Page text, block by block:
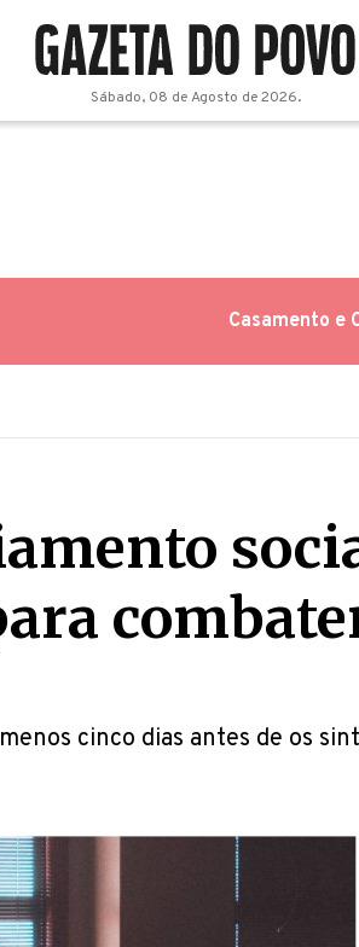
Sábado, 08 de Agosto de 2026.
Casamento e
cinco dias antes de os